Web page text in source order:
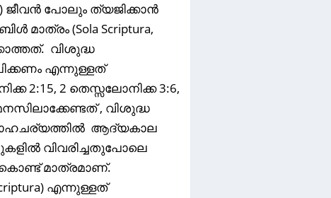
ജീവൻ പോലും ത്യജിക്കാൻ
(Sola Scriptura,
വിശുദ്ധ
എന്നുള്ളത്
2:15, 2 തെസ്സലോനിക്ക 3:6,
, വിശുദ്ധ
ആദ്യകാല
വിവരിച്ചതുപോലെ
മാത്രമാണ്.
എന്നുള്ളത്